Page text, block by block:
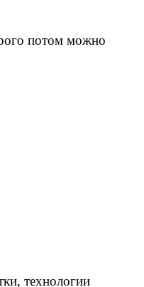
потом можно
технологии